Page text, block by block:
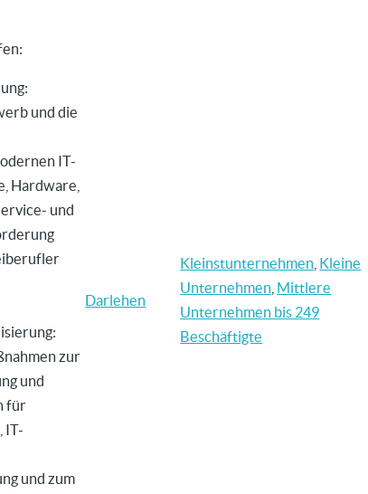
und die
IT-
Hardware,
und
zur
und
für
IT-
und zum
Darlehen
Kleinstunternehmen Kleine
Unternehmen Mittlere
Unternehmen bis 249
Beschäftigte